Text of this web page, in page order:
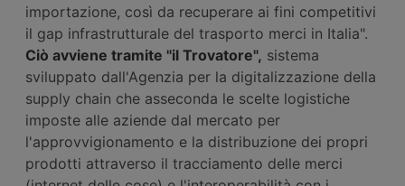
importazione, così da recuperare ai fini competitivi
il gap infrastrutturale del trasporto merci in Italia".
Ciò avviene tramite "il Trovatore", sistema
sviluppato dall'Agenzia per la digitalizzazione della
supply chain che asseconda le scelte logistiche
imposte alle aziende dal mercato per
l'approvvigionamento e la distribuzione dei propri
prodotti attraverso il tracciamento delle merci